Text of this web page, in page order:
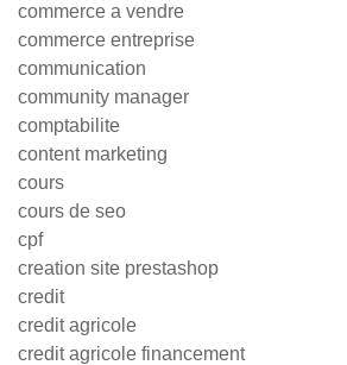
commerce a vendre
commerce entreprise
communication
community manager
comptabilite
content marketing
cours
cours de seo
cpf
creation site prestashop
credit
credit agricole
credit agricole financement